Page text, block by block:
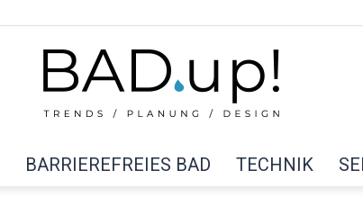
BARRIEREFREIES BAD TECHNIK